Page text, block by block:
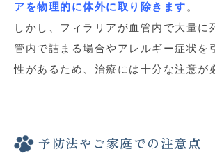
アを物理的に体外に取り除きます。
しかし、フィラリアが血管内で大量に
管内で詰まる場合やアレルギー症状を
性があるため、 治療には十分な注意が
予防法やご家庭での注意点